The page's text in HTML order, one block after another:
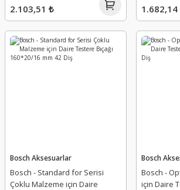
2.103,51 ₺ 1.682,14
Bosch Aksesuarlar
Bosch - Standard for Serisi
Çoklu Malzeme için Daire
Bosch
Bosch -
için Daire